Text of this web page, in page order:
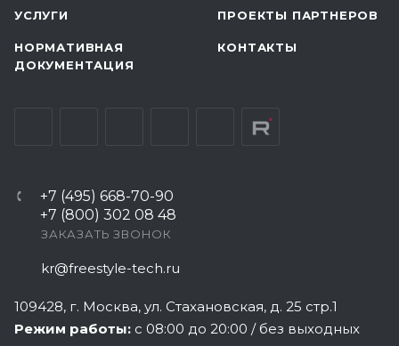
УСЛУГИ ПРОЕКТЫ ПАРТНЕРОВ
НОРМАТИВНАЯ
ДОКУМЕНТАЦИЯ
КОНТАКТЫ
+7 (495) 668-70-90
+7 (800) 302 08 48
ЗАКАЗАТЬ ЗВОНОК
kr@freestyle-tech.ru
109428, г. Москва, ул. Стахановская, д. 25 стр.1
Режим работы: с 08:00 до 20:00 / без выходных